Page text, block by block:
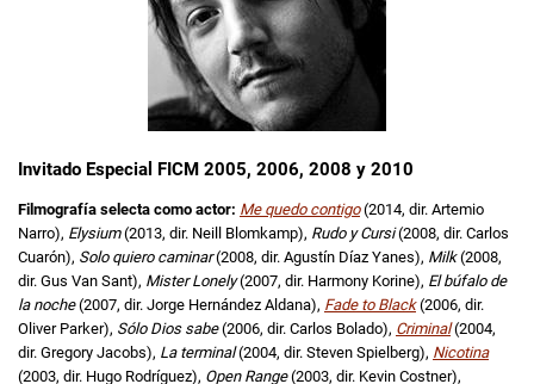
Invitado Especial FICM 2005, 2006, 2008 y 2010
Filmografía selecta como actor: Me quedo contigo (2014, dir. Artemio
Narro), Elysium(2013, dir. Neill Blomkamp), Rudo y Cursi(2008, dir. Carlos
Cuarón), Solo quiero caminar(2008, dir. Agustín Díaz Yanes), Milk(2008,
dir. Gus Van Sant), Mister Lonely(2007, dir. Harmony Korine), El búfalo de
la noche(2007, dir. Jorge Hernández Aldana), Fade to Black (2006, dir.
Oliver Parker), Sólo Dios sabe(2006, dir. Carlos Bolado), Criminal (2004,
dir. Gregory Jacobs), La terminal(2004, dir. Steven Spielberg), Nicotina
(2003, dir. Hugo Rodríguez), Open Range(2003, dir. Kevin Costner),